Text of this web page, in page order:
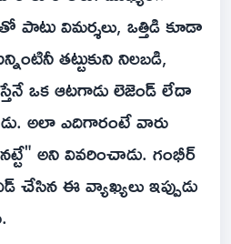
పాటు విమర్శలు, ఒత్తిడి కూడా
తట్టుకుని నిలబడి,
ఒక ఆటగాడు లెజెండ్ లేదా
అలా ఎదిగారంటే వారు
అని వివరించాడు. గంభీర్
చేసిన ఈ వ్యాఖ్యలు ఇప్పుడు